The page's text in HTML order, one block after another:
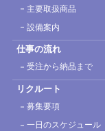
主要取扱商品
設備案内
仕事の流れ
受注から納品まで
リクルート
募集要項
一日のスケジュール